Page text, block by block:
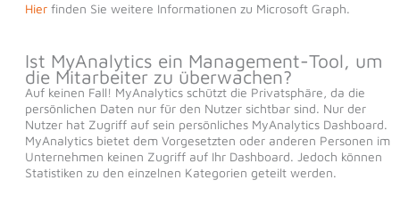
Hierfinden Sie weitere Informationen zu Microsoft Graph.
Ist MyAnalytics ein Management-Tool, um
die Mitarbeiter zu überwachen?
Auf keinen Fall! MyAnalytics schützt die Privatsphäre, da die
persönlichen Daten nur für den Nutzer sichtbar sind. Nur der
Nutzer hat Zugriff auf sein persönliches MyAnalytics Dashboard.
MyAnalytics bietet dem Vorgesetzten oder anderen Personen im
Unternehmen keinen Zugriff auf Ihr Dashboard. Jedoch können
Statistiken zu den einzelnen Kategorien geteilt werden.